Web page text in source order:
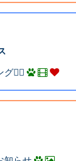
🏃‍♂️